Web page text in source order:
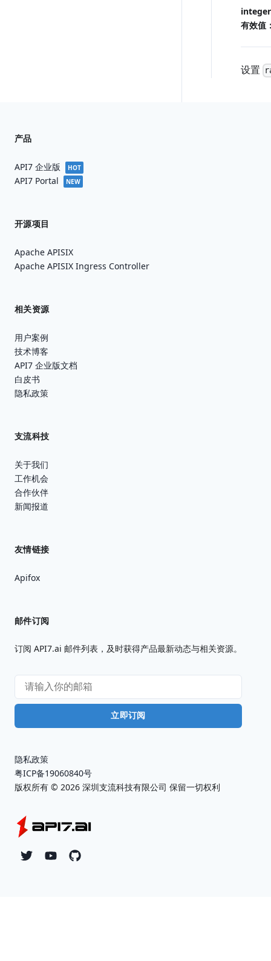
integer
有效值
设置
产品
API7 企业版 HOT
API7 Portal NEW
开源项目
Apache APISIX
Apache APISIX Ingress Controller
相关资源
用户案例
技术博客
API7 企业版文档
白皮书
隐私政策
支流科技
关于我们
工作机会
合作伙伴
新闻报道
友情链接
Apifox
邮件订阅
订阅 API7.ai 邮件列表，及时获得产品最新动态与相关资源。
立即订阅
TwitterYouTubeGithub
隐私政策
粤ICP备19060840号
版权所有 © 2026 深圳支流科技有限公司 保留一切权利